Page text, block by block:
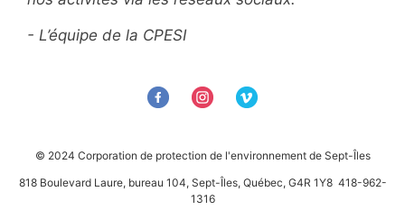
- L’équipe de la CPESI
© 2024 Corporation de protection de l'environnement de Sept-Îles
818 Boulevard Laure, bureau 104, Sept-Îles, Québec, G4R 1Y8 418-962-
1316